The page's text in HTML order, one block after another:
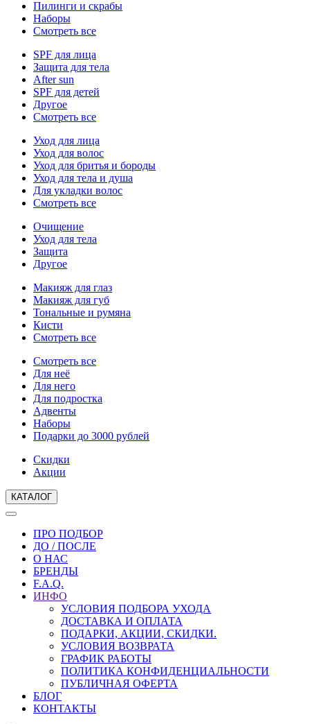
Пилинги и скрабы
Наборы
Смотреть все
SPF для лица
Защита для тела
After sun
SPF для детей
Другое
Смотреть все
Уход для лица
Уход для волос
Уход для бритья и бороды
Уход для тела и душа
Для укладки волос
Смотреть все
Очищение
Уход для тела
Защита
Другое
Макияж для глаз
Макияж для губ
Тональные и румяна
Кисти
Смотреть все
Смотреть все
Для неё
Для него
Для подростка
Адвенты
Наборы
Подарки до 3000 рублей
Скидки
Акции
КАТАЛОГ
ПРО ПОДБОР
ДО / ПОСЛЕ
О НАС
БРЕНДЫ
F.A.Q.
ИНФО
УСЛОВИЯ ПОДБОРА УХОДА
ДОСТАВКА И ОПЛАТА
ПОДАРКИ, АКЦИИ, СКИДКИ.
УСЛОВИЯ ВОЗВРАТА
ГРАФИК РАБОТЫ
ПОЛИТИКА КОНФИДЕНЦИАЛЬНОСТИ
ПУБЛИЧНАЯ ОФЕРТА
БЛОГ
КОНТАКТЫ